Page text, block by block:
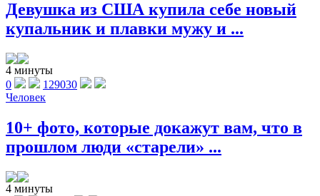
Девушка из США купила себе новый
купальник и плавки мужу и ...
4 минуты
0
129030
Человек
10+ фото, которые докажут вам, что в
прошлом люди «старели» ...
4 минуты